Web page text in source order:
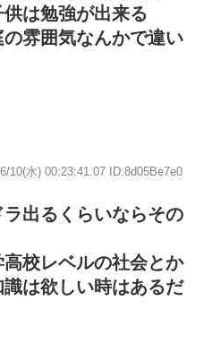
は勉強が出来る
雰囲気なんかで違い
10(水) 00:23:41.07 ID:8d05Be7e0
出るくらいならその
校レベルの社会とか
は欲しい時はあるだ